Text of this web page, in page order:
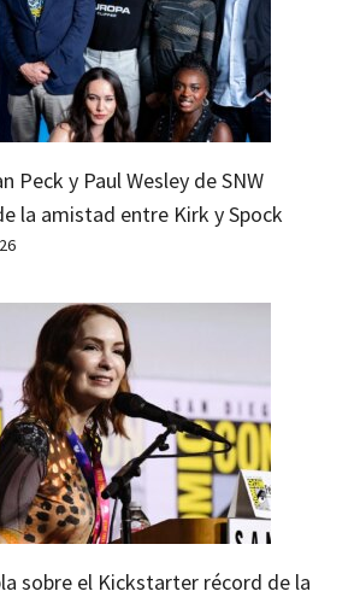
Peck y Paul Wesley de SNW
la amistad entre Kirk y Spock
sobre el Kickstarter récord de la